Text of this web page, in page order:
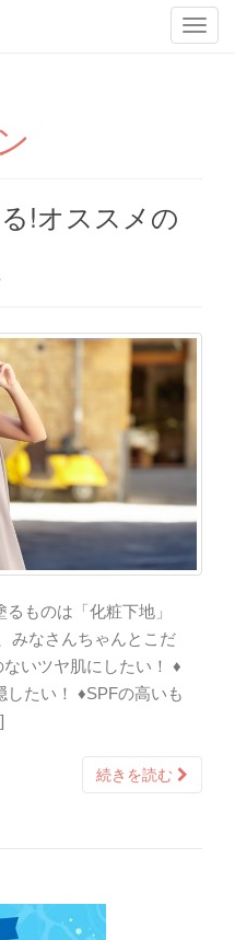
T
t
!オススメの
ものは「化粧下地」
みなさんちゃんとこだ
いツヤ肌にしたい！ ♦
たい！ ♦SPFの高いも
続きを読む